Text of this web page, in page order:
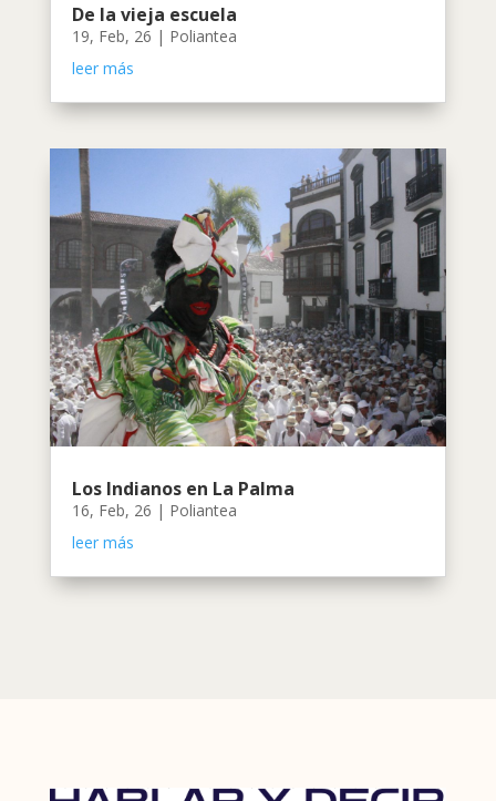
De la vieja escuela
19, Feb, 26 | Poliantea
leer más
Los Indianos en La Palma
16, Feb, 26 | Poliantea
leer más